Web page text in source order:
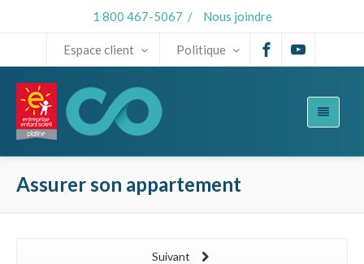
1 800 467-5067 / Nous joindre
Espace client Politique
Assurer son appartement
Suivant